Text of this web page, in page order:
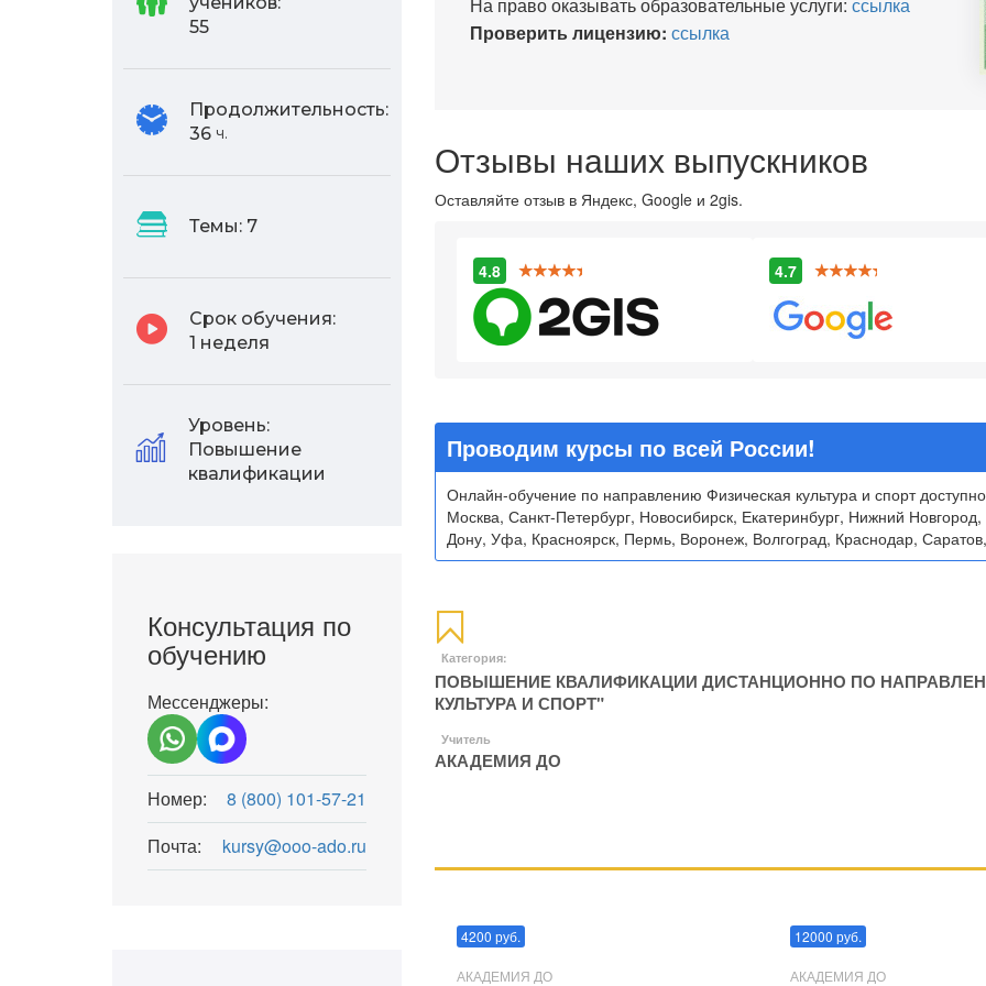
55
Продолжительность:
36 ч.
Темы: 7
Срок обучения:
1 неделя
Уровень:
Повышение
квалификации
Консультация по
обучению
Мессенджеры:
Номер:
8 (800) 101-57-21
Почта:
kursy@ooo-ado.ru
Проверить лицензию: ссылка
Отзывы наших выпускников
Оставляйте отзыв в Яндекс, Google и 2gis.
4.8 4.7
Проводим курсы по всей России!
Онлайн-обучение по направлению Физическая культура и спорт
Москва, Санкт-Петербург, Новосибирск, Екатеринбург, Нижний
Дону, Уфа, Красноярск, Пермь, Воронеж, Волгоград, Краснодар,
Категория:
ПОВЫШЕНИЕ КВАЛИФИКАЦИИ ДИСТАНЦИОННО ПО
КУЛЬТУРА И СПОРТ"
Учитель
АКАДЕМИЯ ДО
4200 руб.
АКАДЕМИЯ ДО
12000 руб.
АКАДЕМИЯ ДО